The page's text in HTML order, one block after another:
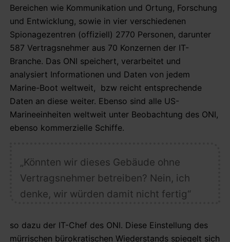
Bereichen wie Kommunikation und Ortung, Forschung
und Entwicklung, sowie in vier verschiedenen
Spionagezentren (offiziell) 2770 Personen, darunter
587 Vertragsnehmer aus 70 Konzernen der IT-
Branche. Das ONI speichert, verarbeitet und
analysiert Informationen und Daten von jedem
Marine-Boot weltweit, bzw reicht entsprechende
Daten an diese weiter. Ebenso sind alle US-
Marineeinheiten weltweit unter Beobachtung des ONI,
ebenso kommerzielle Schiffe.
„Könnten wir dieses Gebäude ohne
Vertragsnehmer betreiben? Nein, ich
denke, wir würden damit nicht fertig“
so dazu der IT-Chef des ONI. Diese Einstellung des
mürrischen bürokratischen Wiederstands spiegelt sich